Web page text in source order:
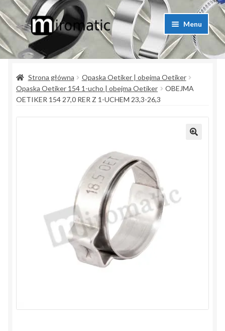
Przejdź
do
nawigacji
Przejdź
do
treści
Menu
Strona główna
Blog przemysłowy
Kontakt
Polityka prywatności
Regulamin
Sposoby płatności i dostawy
Strona główna
Opaska Oetiker | obejma Oetiker
Opaska Oetiker 154 1-ucho | obejma Oetiker
OBEJMA
OETIKER 154 27,0 RER Z 1-UCHEM 23,3-26,3